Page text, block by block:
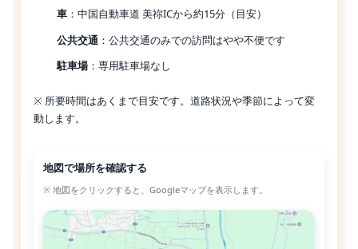
車：中国自動車道 美祢ICから約15分（目安）
公共交通：公共交通のみでの訪問はやや不便です
駐車場：専用駐車場なし
※ 所要時間はあくまで目安です。道路状況や季節によって変
動します。
地図で場所を確認する
※ 地図をクリックすると、Googleマップを表示します。